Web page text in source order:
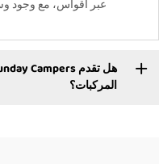
عبر أقواس، مع وجود
المركبات؟